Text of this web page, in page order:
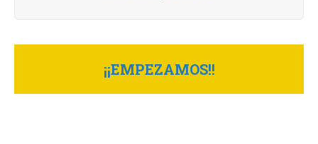
¡¡EMPEZAMOS!!